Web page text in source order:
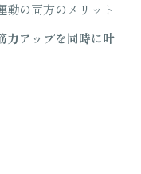
動の両方のメリット
力アップを同時に叶